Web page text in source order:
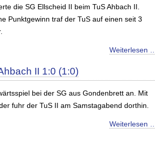
die SG Ellscheid II beim TuS Ahbach II.
Punktgewinn traf der TuS auf einen seit 3
Weiterlesen …
II 1:0 (1:0)
bei der SG aus Gondenbrett an. Mit
fuhr der TuS II am Samstagabend dorthin.
Weiterlesen …